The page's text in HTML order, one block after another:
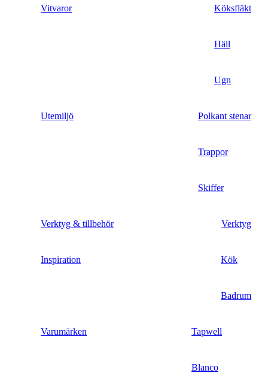
Vitvaror Köksfläkt
Häll
Ugn
Utemiljö Polkant stenar
Trappor
Skiffer
Verktyg & tillbehör Verktyg
Inspiration Kök
Badrum
Varumärken Tapwell
Blanco